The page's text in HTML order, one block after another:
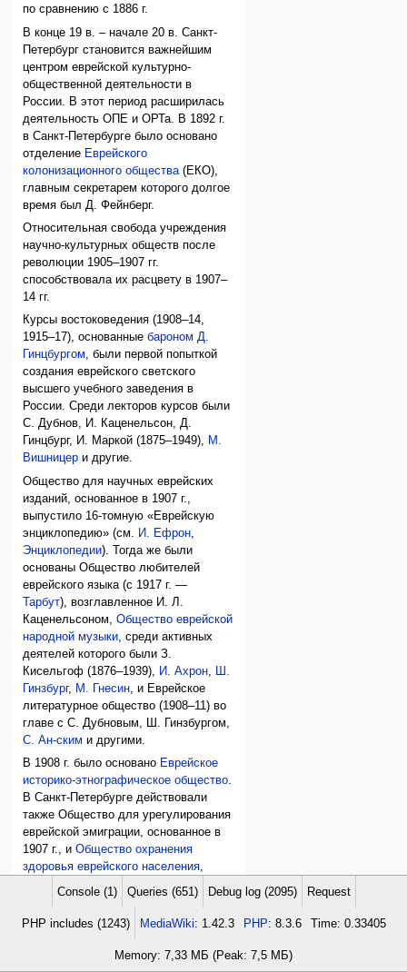
по сравнению с 1886 г.
В конце 19 в. – начале 20 в. Санкт-
Петербург становится важнейшим
центром еврейской культурно-
общественной деятельности в
России. В этот период расширилась
деятельность ОПЕ и ОРТа. В 1892 г.
в Санкт-Петербурге было основано
отделение Еврейского
колонизационного общества (ЕКО),
главным секретарем которого долгое
время был Д. Фейнберг.
Относительная свобода учреждения
научно-культурных обществ после
революции 1905–1907 гг.
способствовала их расцвету в 1907–
14 гг.
Курсы востоковедения (1908–14,
1915–17), основанныебароном Д.
Гинцбургом, были первой попыткой
создания еврейского светского
высшего учебного заведения в
России. Среди лекторов курсов были
С. Дубнов, И. Каценельсон, Д.
Гинцбург, И. Маркой (1875–1949), М.
Вишницер и другие.
Общество для научных еврейских
изданий, основанное в 1907 г.,
выпустило 16-томную «Еврейскую
энциклопедию» (см. И. Ефрон,
Энциклопедии). Тогда же были
основаны Общество любителей
еврейского языка (с 1917 г. —
Тарбут), возглавленное И. Л.
Каценельсоном,Общество еврейской
народной музыки, среди активных
деятелей которого были З.
Кисельгоф (1876–1939), И. Ахрон, Ш.
Гинзбург, М. Гнесин, и Еврейское
литературное общество (1908–11) во
главе с С. Дубновым, Ш. Гинзбургом,
С. Ан-ским и другими.
В 1908 г. было основано Еврейское
историко-этнографическое общество.
В Санкт-Петербурге действовали
также Общество для урегулирования
еврейской эмиграции, основанное в
1907 г., иОбщество охранения
здоровья еврейского населения,
учрежденное в 1912 г.
В 1915 г. было основано Еврейское
общество поощрения художеств
(председатель М. Винавер, товарищ
председателя И. Гинцбург); закрыто в
Console (1) Queries (651) Debug log (2095) Request
PHP includes (1243) MediaWiki: 1.42.3 PHP: 8.3.6 Time: 0.33405
Memory: 7,33 МБ (Peak: 7,5 МБ)